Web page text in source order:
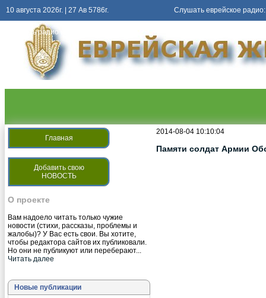
10 августа 2026г. | 27 Ав 5786г. Слушать еврейское радио:
Слушатьрадио киев еврейский
2014-08-04 10:10:04
Памяти солдат Армии
Главная
Добавить свою
НОВОСТЬ
О проекте
Вам надоело читать только чужие
новости (стихи, рассказы, проблемы и
жалобы)? У Вас есть свои. Вы хотите,
чтобы редактора сайтов их публиковали.
Но они не публикуют или переберают...
Читать далее
Новые публикации